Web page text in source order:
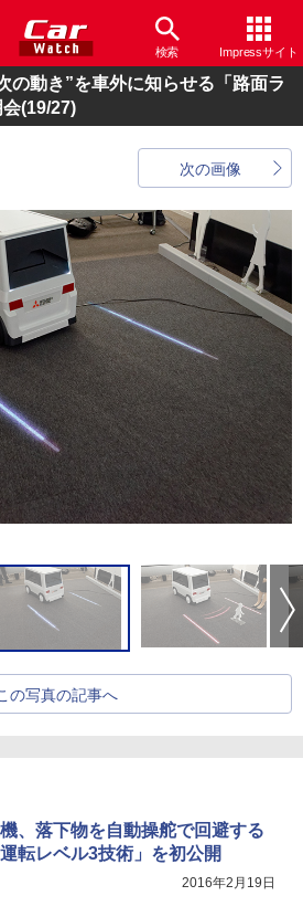
検索 Impressサイト
の動き”を車外に知らせる「路面ラ
会(19/27)
次の画像
の写真の記事へ
、落下物を自動操舵で回避する
運転レベル3技術」を初公開
2016年2月19日